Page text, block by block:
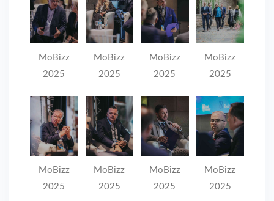
MoBizz
2025
MoBizz
2025
MoBizz
2025
MoBizz
2025
MoBizz
2025
MoBizz
2025
MoBizz
2025
MoBizz
2025